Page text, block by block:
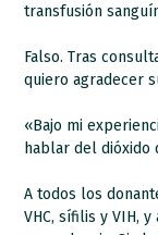
transfusión
Falso. Tras
quiero agradecer
«Bajo mi
hablar del dióxido
A todos los
VHC, sífilis y VIH,